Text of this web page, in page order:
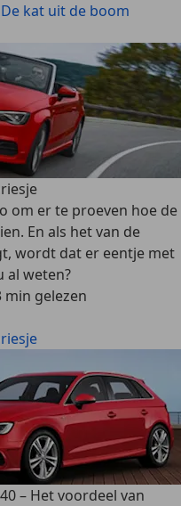
kat uit de boom
om er te proeven hoe de
En als het van de
wordt dat er eentje met
al weten?
min gelezen
– Het voordeel van